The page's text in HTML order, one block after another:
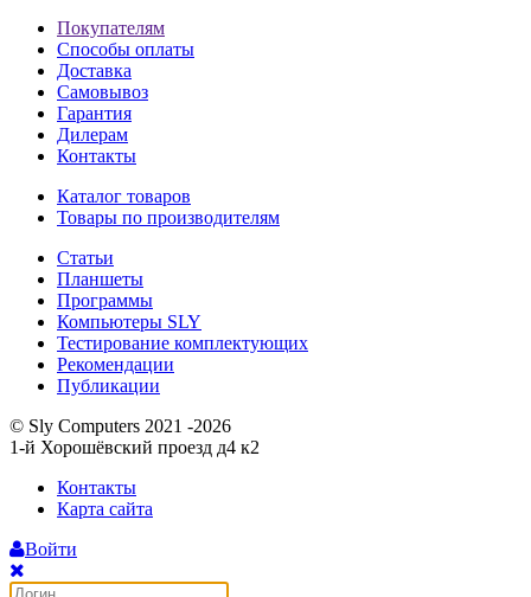
Покупателям
Способы оплаты
Доставка
Самовывоз
Гарантия
Дилерам
Контакты
Каталог товаров
Товары по производителям
Статьи
Планшеты
Программы
Компьютеры SLY
Тестирование комплектующих
Рекомендации
Публикации
© Sly Computers 2021 -2026
1-й Хорошёвский проезд д4 к2
Контакты
Карта сайта
Войти